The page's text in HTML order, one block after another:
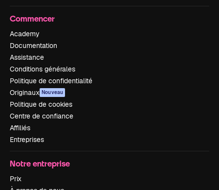
Commencer
Academy
Documentation
Assistance
Conditions générales
Politique de confidentialité
Originaux Nouveau
Politique de cookies
Centre de confiance
Affiliés
Entreprises
Notre entreprise
Prix